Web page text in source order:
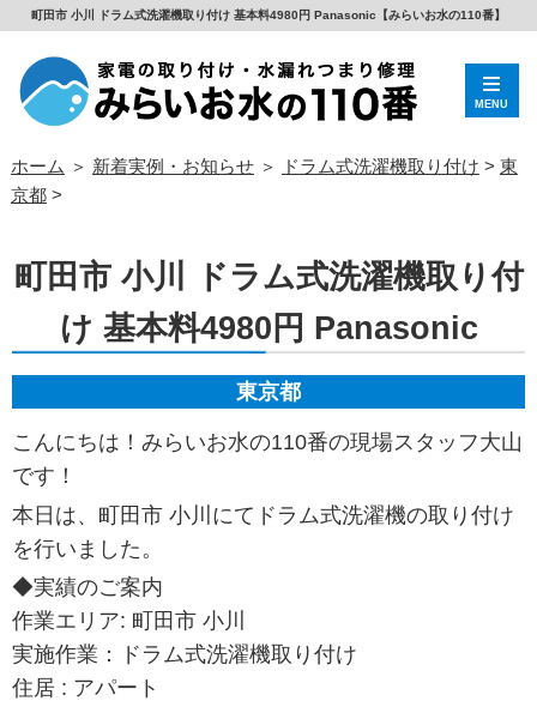
町田市 小川 ドラム式洗濯機取り付け 基本料4980円 Panasonic【みらいお水の110番】
MENU
ホーム ＞ 新着実例・お知らせ＞ ドラム式洗濯機取り付け > 東
京都>
町田市 小川 ドラム式洗濯機取り付
け 基本料4980円 Panasonic
東京都
こんにちは！みらいお水の110番の現場スタッフ大山
です！
本日は、町田市 小川にてドラム式洗濯機の取り付け
を行いました。
◆実績のご案内
作業エリア: 町田市 小川
実施作業：ドラム式洗濯機取り付け
住居 : アパート